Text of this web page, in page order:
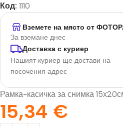
Код:1110
Вземете на място от
За вземане днес
Доставка с куриер
Нашият куриер ще достави на
посочения адрес
Рамка-касичка за снимка
15,34€